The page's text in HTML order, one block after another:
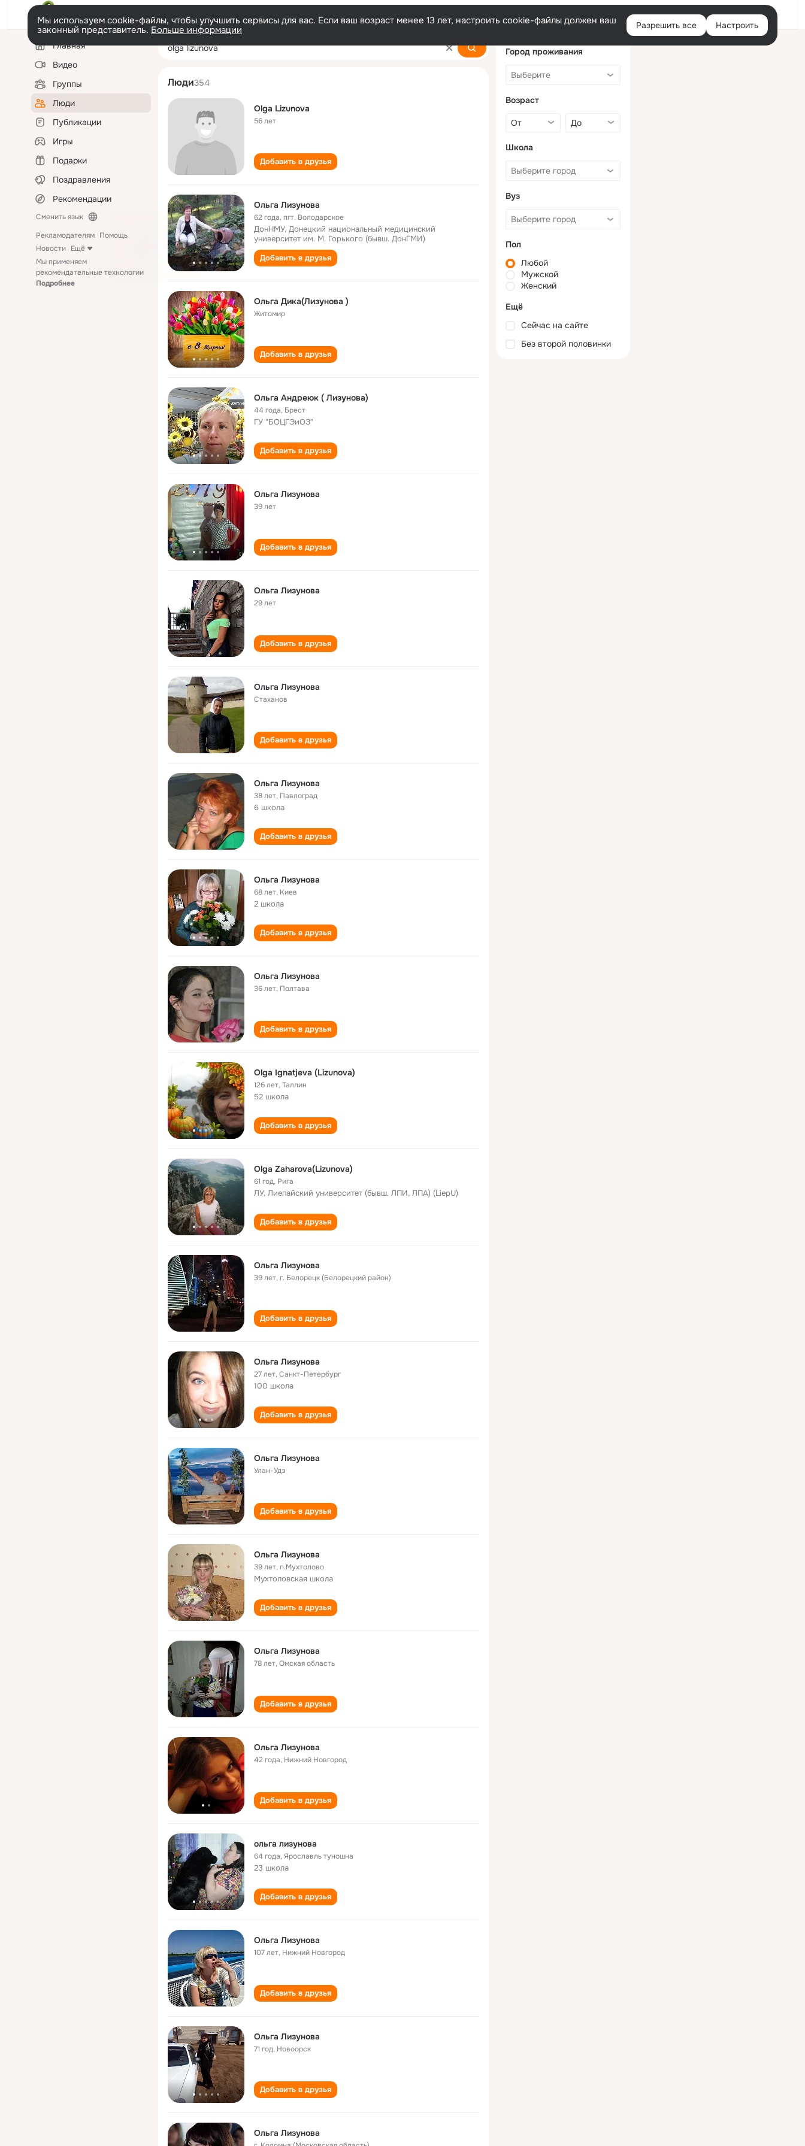
Войти
Мы используем cookie-файлы, чтобы улучшить сервисы для вас. Если ваш возраст менее 13 лет, настроить cookie-файлы должен ваш
законный представитель. Больше информации Разрешить все Настроить
Левая
колонкаГлавная
Видео
Группы
Люди
Публикации
Игры
Подарки
Поздравления
Рекомендации
Сменить язык
Рекламодателям Помощь
Новости Ещё
Мы применяем
рекомендательные технологии
Подробнее
olga lizunova
Люди354
Olga Lizunova
56 лет
Добавить в друзья
Ольга Лизунова
62 года,пгт. Володарское
ДонНМУ, Донецкий национальный медицинский
университет им. М. Горького (бывш. ДонГМИ)
Добавить в друзья
Ольга Дика(Лизунова )
Житомир
Добавить в друзья
Ольга Андреюк ( Лизунова)
44 года, Брест
ГУ "БОЦГЭиОЗ"
Добавить в друзья
Ольга Лизунова
39 лет
Добавить в друзья
Ольга Лизунова
29 лет
Добавить в друзья
Ольга Лизунова
Стаханов
Добавить в друзья
Ольга Лизунова
38 лет, Павлоград
6 школа
Добавить в друзья
Ольга Лизунова
68 лет, Киев
2 школа
Добавить в друзья
Ольга Лизунова
36 лет, Полтава
Добавить в друзья
Olga Ignatjeva (Lizunova)
126 лет,Таллин
52 школа
Добавить в друзья
Olga Zaharova(Lizunova)
61 год, Рига
ЛУ, Лиепайский университет (бывш. ЛПИ, ЛПА) (LiepU)
Добавить в друзья
Ольга Лизунова
39 лет,г. Белорецк (Белорецкий район)
Добавить в друзья
Ольга Лизунова
27 лет,Санкт-Петербург
100 школа
Добавить в друзья
Ольга Лизунова
Улан-Удэ
Добавить в друзья
Ольга Лизунова
39 лет,п.Мухтолово
Мухтоловская школа
Добавить в друзья
Ольга Лизунова
78 лет,Омская область
Добавить в друзья
Ольга Лизунова
42 года, Нижний Новгород
Добавить в друзья
ольга лизунова
64 года,Ярославль туношна
23 школа
Добавить в друзья
Ольга Лизунова
107 лет, Нижний Новгород
Добавить в друзья
Ольга Лизунова
71 год, Новоорск
Добавить в друзья
Ольга Лизунова
Город проживания
Возраст
Школа
Вуз
Пол
Любой
Мужской
Женский
Ещё
Сейчас на сайте
Без второй половинки